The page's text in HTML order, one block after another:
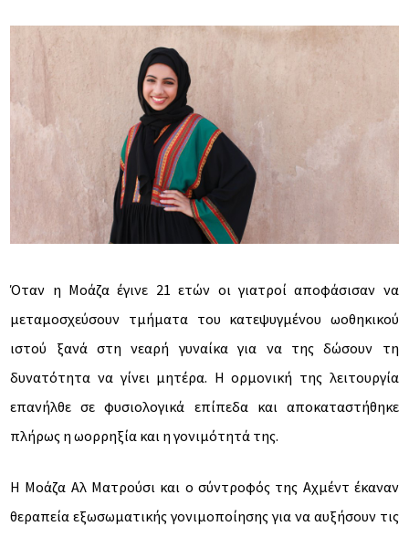
Όταν η Μοάζα έγινε 21 ετών οι γιατροί αποφάσισαν να
μεταμοσχεύσουν τμήματα του κατεψυγμένου ωοθηκικού
ιστού ξανά στη νεαρή γυναίκα για να της δώσουν τη
δυνατότητα να γίνει μητέρα. Η ορμονική της λειτουργία
επανήλθε σε φυσιολογικά επίπεδα και αποκαταστήθηκε
πλήρως η ωορρηξία και η γονιμότητά της.
Η Μοάζα Αλ Ματρούσι και ο σύντροφός της Αχμέντ έκαναν
θεραπεία εξωσωματικής γονιμοποίησης για να αυξήσουν τις